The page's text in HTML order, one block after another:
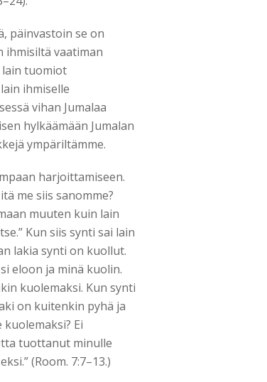
päinvastoin se on
ihmisiltä vaatiman
lain tuomiot
ihmiselle
vihan Jumalaa
hylkäämään Jumalan
ympäriltämme.
harjoittamiseen.
me siis sanomme?
muuten kuin lain
Kun siis synti sai lain
lakia synti on kuollut.
eloon ja minä kuolin.
kuolemaksi. Kun synti
on kuitenkin pyhä ja
Ei
tuottanut minulle
(Room. 7:7–13.)